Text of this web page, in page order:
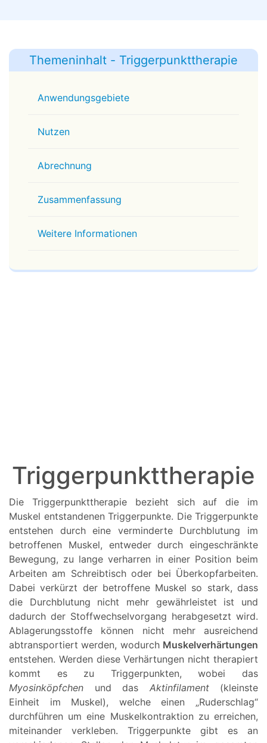
Themeninhalt - Triggerpunkttherapie
Anwendungsgebiete
Nutzen
Abrechnung
Zusammenfassung
Weitere Informationen
Triggerpunkttherapie
Die Triggerpunkttherapie bezieht sich auf die im
Muskel entstandenen Triggerpunkte. Die Triggerpunkte
entstehen durch eine verminderte Durchblutung im
betroffenen Muskel, entweder durch eingeschränkte
Bewegung, zu lange verharren in einer Position beim
Arbeiten am Schreibtisch oder bei Überkopfarbeiten.
Dabei verkürzt der betroffene Muskel so stark, dass
die Durchblutung nicht mehr gewährleistet ist und
dadurch der Stoffwechselvorgang herabgesetzt wird.
Ablagerungsstoffe können nicht mehr ausreichend
abtransportiert werden, wodurch Muskelverhärtungen
entstehen. Werden diese Verhärtungen nicht therapiert
kommt es zu Triggerpunkten, wobei das
Myosinköpfchen und das Aktinfilament (kleinste
Einheit im Muskel), welche einen „Ruderschlag“
durchführen um eine Muskelkontraktion zu erreichen,
miteinander verkleben. Triggerpunkte gibt es an